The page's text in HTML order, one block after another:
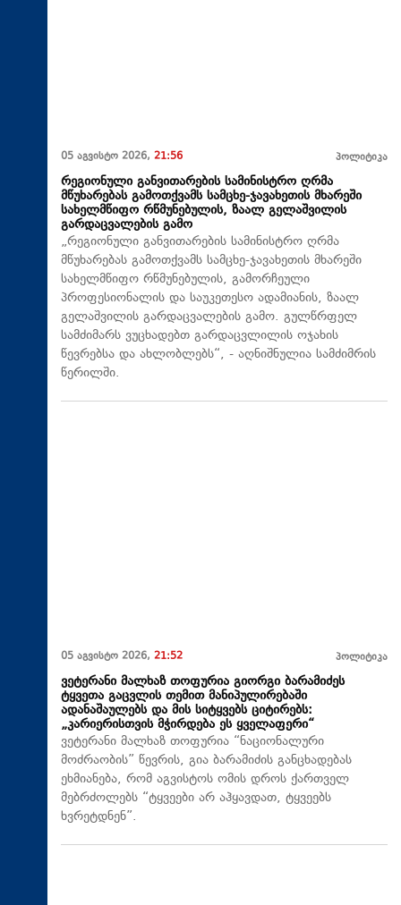
05 აგვისტო 2026, 21:56 პოლიტიკა
რეგიონული განვითარების სამინისტრო ღრმა
მწუხარებას გამოთქვამს სამცხე-ჯავახეთის მხარეში
სახელმწიფო რწმუნებულის, ზაალ გელაშვილის
გარდაცვალების გამო
„რეგიონული განვითარების სამინისტრო ღრმა
მწუხარებას გამოთქვამს სამცხე-ჯავახეთის მხარეში
სახელმწიფო რწმუნებულის, გამორჩეული
პროფესიონალის და საუკეთესო ადამიანის, ზაალ
გელაშვილის გარდაცვალების გამო. გულწრფელ
სამძიმარს ვუცხადებთ გარდაცვლილის ოჯახის
წევრებსა და ახლობლებს“, - აღნიშნულია სამძიმრის
წერილში.
05 აგვისტო 2026, 21:52 პოლიტიკა
ვეტერანი მალხაზ თოფურია გიორგი ბარამიძეს
ტყვეთა გაცვლის თემით მანიპულირებაში
ადანაშაულებს და მის სიტყვებს ციტირებს:
„კარიერისთვის მჭირდება ეს ყველაფერი“
ვეტერანი მალხაზ თოფურია “ნაციონალური
მოძრაობის” წევრის, გია ბარამიძის განცხადებას
ეხმიანება, რომ აგვისტოს ომის დროს ქართველ
მებრძოლებს “ტყვეები არ აჰყავდათ, ტყვეებს
ხვრეტდნენ”.